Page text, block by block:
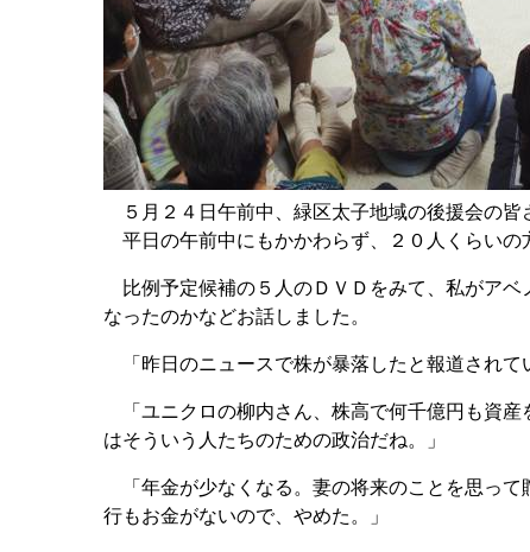
５月２４日午前中、緑区太子地域の後援会の皆
平日の午前中にもかかわらず、２０人くらいの
比例予定候補の５人のＤＶＤをみて、私がアベ
なったのかなどお話しました。
「昨日のニュースで株が暴落したと報道されて
「ユニクロの柳内さん、株高で何千億円も資産
はそういう人たちのための政治だね。」
「年金が少なくなる。妻の将来のことを思って
行もお金がないので、やめた。」